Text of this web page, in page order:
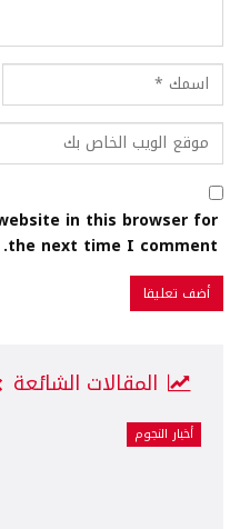
in this browser for
the next time I comment.
المقالات الشائعة
أخبار النجوم